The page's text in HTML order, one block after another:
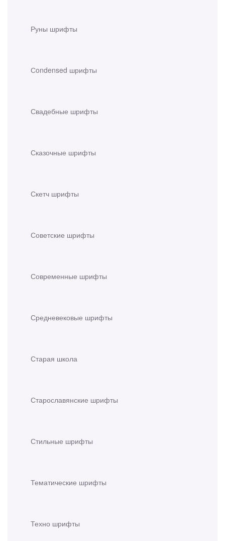
Руны шрифты
Сondensed шрифты
Свадебные шрифты
Сказочные шрифты
Скетч шрифты
Советские шрифты
Современные шрифты
Средневековые шрифты
Старая школа
Старославянские шрифты
Стильные шрифты
Тематические шрифты
Техно шрифты